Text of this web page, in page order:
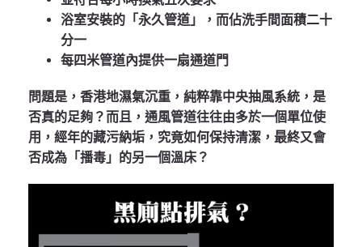
浴室安裝的「永久管道」，而佔洗手間面積二十
分一
每四米管道內提供一扇通道門
問題是，香港地濕氣沉重，純粹靠中央抽風系統，是
否真的足夠？而且，通風管道往往由多於一個單位使
用，經年的藏污納垢，究竟如何保持清潔，最終又會
否成為「播毒」的另一個溫床？